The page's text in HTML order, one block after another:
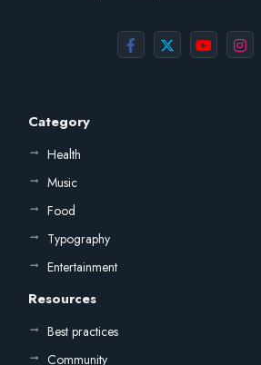
Category
Health
Music
Food
Typography
Entertainment
Resources
Best practices
Community